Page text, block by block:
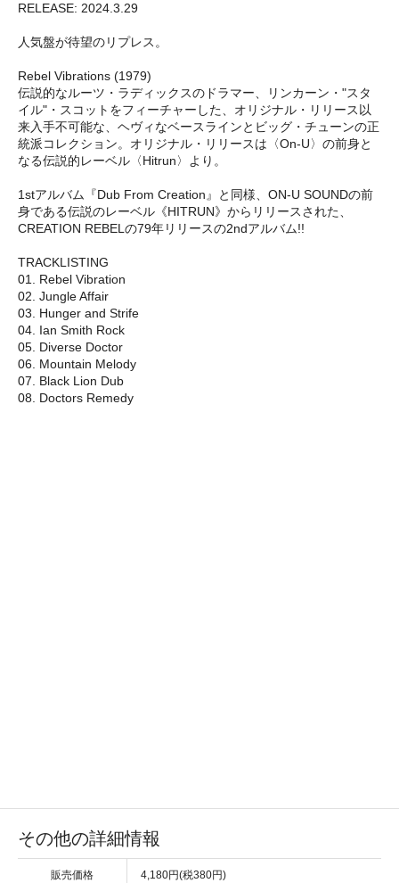
RELEASE: 2024.3.29
人気盤が待望のリプレス。
Rebel Vibrations (1979)
伝説的なルーツ・ラディックスのドラマー、リンカーン・"スタ
イル"・スコットをフィーチャーした、オリジナル・リリース以
来入手不可能な、ヘヴィなベースラインとビッグ・チューンの正
統派コレクション。オリジナル・リリースは〈On-U〉の前身と
なる伝説的レーベル〈Hitrun〉より。
1stアルバム『Dub From Creation』と同様、ON-U SOUNDの前
身である伝説のレーベル《HITRUN》からリリースされた、
CREATION REBELの79年リリースの2ndアルバム!!
TRACKLISTING
01. Rebel Vibration
02. Jungle Affair
03. Hunger and Strife
04. Ian Smith Rock
05. Diverse Doctor
06. Mountain Melody
07. Black Lion Dub
08. Doctors Remedy
その他の詳細情報
販売価格 4,180円(税380円)